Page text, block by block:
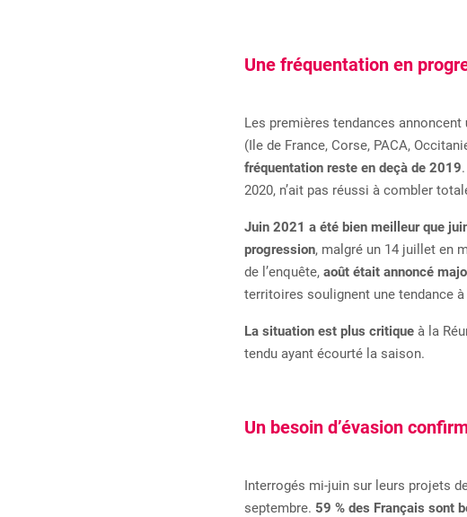
Une fréquentation en
Les premières tendances annoncent
(Ile de France, Corse, PACA,
fréquentation reste en deçà de 2019
2020, n’ait pas réussi à combler
Juin 2021 a été bien meilleur que
progression, malgré un 14 juillet en
de l’enquête, août était annoncé
territoires soulignent une tendance
La situation est plus critique à la
tendu ayant écourté la saison.
Un besoin d’évasion
Interrogés mi-juin sur leurs projets
septembre. 59 % des Français sont